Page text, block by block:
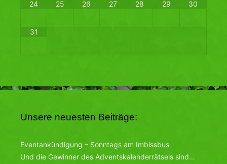
24 25 26 27 28 29 30
31
Unsere neuesten Beiträge:
Eventankündigung – Sonntags am Imbissbus
Und die Gewinner des Adventskalenderrätsels sind…